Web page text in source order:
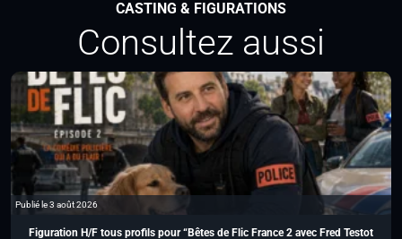
CASTING & FIGURATIONS
Consultez aussi
Publié le 3 août 2026
Figuration H/F tous profils pour “Bêtes de Flic France 2 avec Fred Testot